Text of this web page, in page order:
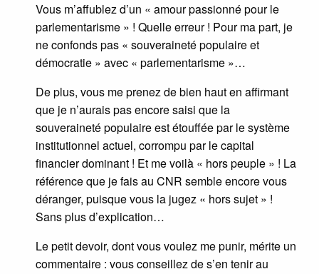
Vous m’affublez d’un « amour passionné pour le
parlementarisme » ! Quelle erreur ! Pour ma part, je
ne confonds pas « souveraineté populaire et
démocratie » avec « parlementarisme »…
De plus, vous me prenez de bien haut en affirmant
que je n’aurais pas encore saisi que la
souveraineté populaire est étouffée par le système
institutionnel actuel, corrompu par le capital
financier dominant ! Et me voilà « hors peuple » ! La
référence que je fais au CNR semble encore vous
déranger, puisque vous la jugez « hors sujet » !
Sans plus d’explication…
Le petit devoir, dont vous voulez me punir, mérite un
commentaire : vous conseillez de s’en tenir au